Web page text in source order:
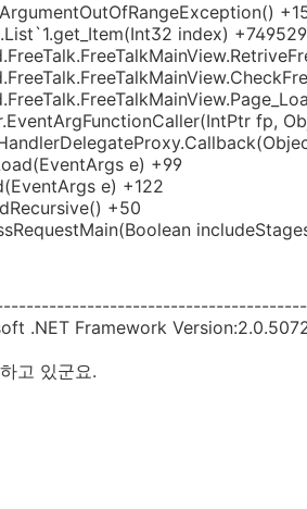
index)
fp,
e) +99
e) +122
+50
.NET Framework
고 있군요.